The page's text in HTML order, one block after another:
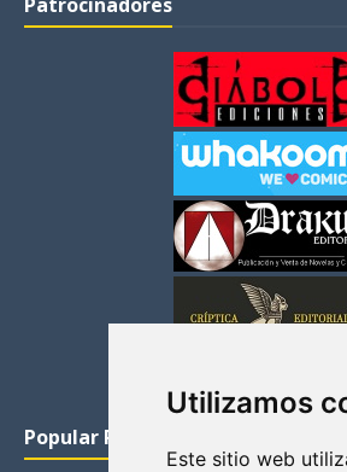
Utilizamos
Este sitio web
Popular Posts